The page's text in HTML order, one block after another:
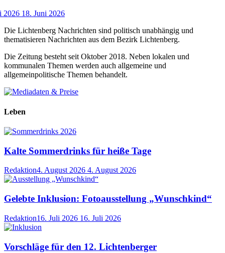
2026 18. Juni 2026
Die Lichtenberg Nachrichten sind politisch unabhängig und
thematisieren Nachrichten aus dem Bezirk Lichtenberg.
Die Zeitung besteht seit Oktober 2018. Neben lokalen und
kommunalen Themen werden auch allgemeine und
allgemeinpolitische Themen behandelt.
Leben
Kalte Sommerdrinks für heiße Tage
Redaktion4. August 2026 4. August 2026
Gelebte Inklusion: Fotoausstellung „Wunschkind“
Redaktion16. Juli 2026 16. Juli 2026
Vorschläge für den 12. Lichtenberger